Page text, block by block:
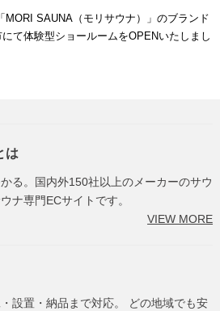
MORI SAUNA（モリサウナ）」のブランド
て体験型ショールームをOPENいたしまし
は
る。国内外150社以上のメーカーのサウ
ナ専門ECサイトです。
VIEW MORE
設置・納品まで対応。 どの地域でも安